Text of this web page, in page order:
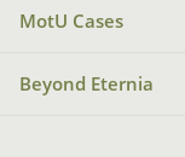
MotU Cases
Beyond Eternia